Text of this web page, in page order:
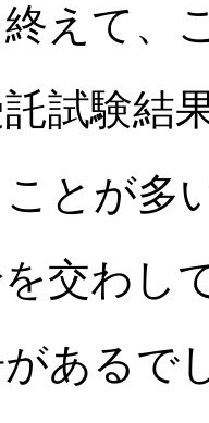
えて、
試験結
とが多
交わし
があるで